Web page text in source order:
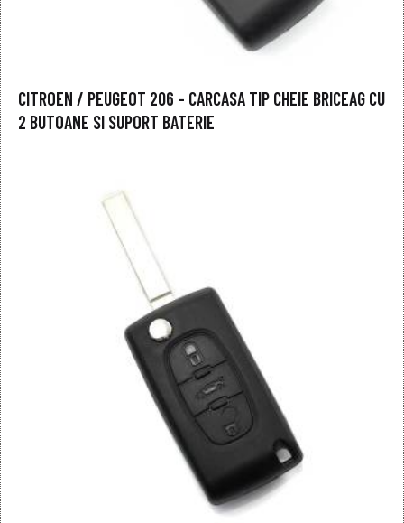
CITROEN / PEUGEOT 206 – CARCASA TIP CHEIE BRICEAG CU
2 BUTOANE SI SUPORT BATERIE